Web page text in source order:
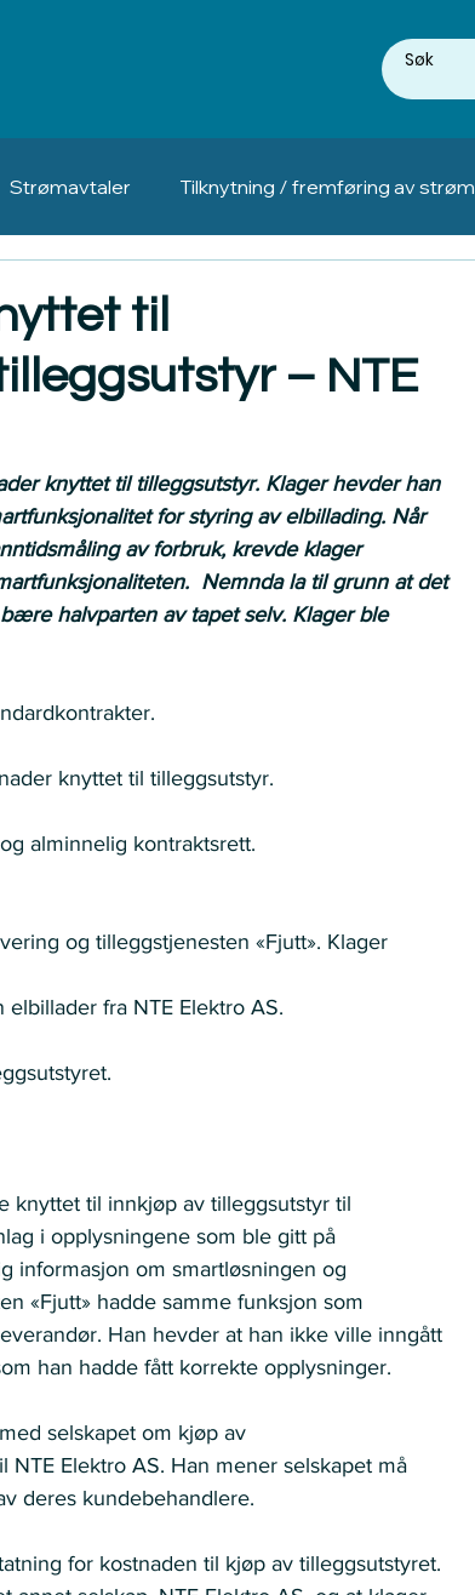
Strømavtaler Tilknytning / fremføring av strøm
til
– NTE
knyttet til tilleggsutstyr. Klager hevder han
for styring av elbillading. Når
av forbruk, krevde klager
Nemnda la til grunn at det
halvparten av tapet selv. Klager ble
knyttet til tilleggsutstyr.
alminnelig kontraktsrett.
og tilleggstjenesten «Fjutt». Klager
fra NTE Elektro AS.
knyttet til innkjøp av tilleggsutstyr til
i opplysningene som ble gitt på
informasjon om smartløsningen og
«Fjutt» hadde samme funksjon som
Han hevder at han ikke ville inngått
han hadde fått korrekte opplysninger.
selskapet om kjøp av
Elektro AS. Han mener selskapet må
deres kundebehandlere.
for kostnaden til kjøp av tilleggsutstyret.